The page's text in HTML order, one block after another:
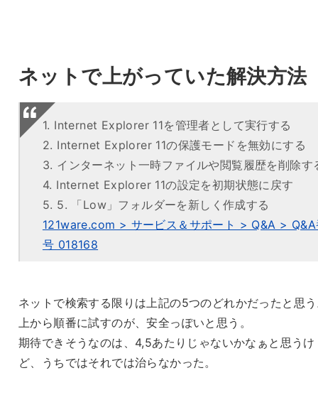
ネットで上がっていた解決方法
1. Internet Explorer 11を管理者として実行する
2. Internet Explorer 11の保護モードを無効にする
3. インターネット一時ファイルや閲覧履歴を削除す
4. Internet Explorer 11の設定を初期状態に戻す
5. 5. 「Low」フォルダーを新しく作成する
121ware.com > サービス＆サポート > Q&A > Q&A
号 018168
ネットで検索する限りは上記の5つのどれかだったと思
上から順番に試すのが、安全っぽいと思う。
期待できそうなのは、4,5あたりじゃないかなぁと思うけ
ど、うちではそれでは治らなかった。